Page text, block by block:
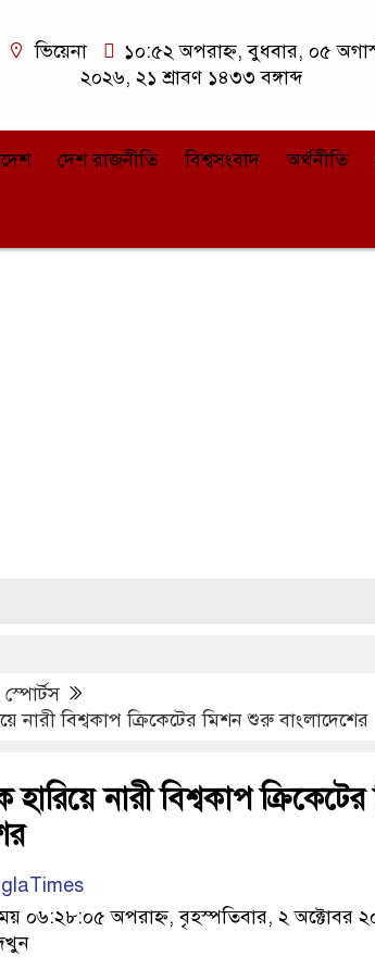
ভিয়েনা
১০:৫২ অপরাহ্ন, বুধবার, ০৫
২০২৬, ২১ শ্রাবণ ১৪৩৩ বঙ্গাব্দ
দেশ রাজনীতি বিশ্বসংবাদ অর্থনীতি
স্পোর্টস
নারী বিশ্বকাপ ক্রিকেটের মিশন শুরু বাংলাদেশের
হারিয়ে নারী বিশ্বকাপ
০৬:২৮:০৫ অপরাহ্ন, বৃহস্পতিবার, ২ অক্টোবর